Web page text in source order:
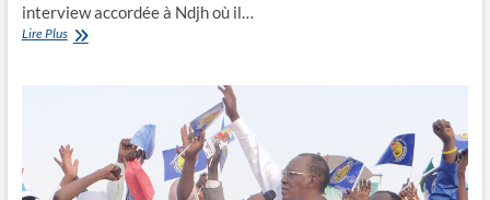
interview accordée à Ndjh où il…
Lire Plus“La
la
situation
des